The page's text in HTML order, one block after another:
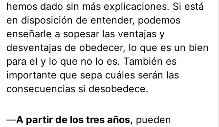
hemos dado sin más explicaciones. Si está
en disposición de entender, podemos
enseñarle a sopesar las ventajas y
desventajas de obedecer, lo que es un bien
para el y lo que no lo es. También es
importante que sepa cuáles serán las
consecuencias si desobedece.
—A partir de los tres años, pueden